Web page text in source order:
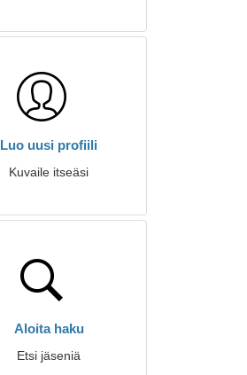
Luo uusi profiili
Kuvaile itseäsi
Aloita haku
Etsi jäseniä